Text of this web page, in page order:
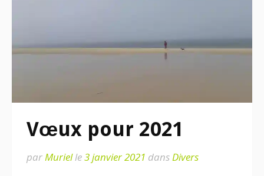
Vœux pour 2021
parMurielle3 janvier 2021 dansDivers